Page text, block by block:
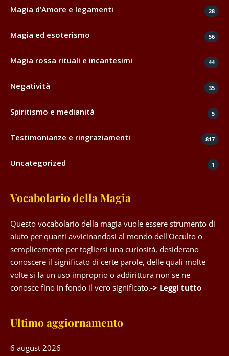
Magia d’Amore e legamenti 28
Magia ed esoterismo 56
Magia rossa rituali e incantesimi 44
Negatività 35
Spiritismo e medianità 5
Testimonianze e ringraziamenti 817
Uncategorized 1
Vocabolario della Magia
Questo vocabolario della magia vuole essere strumento di
aiuto per quanti avvicinandosi al mondo dell'Occulto o
semplicemente per togliersi una curiosità, desiderano
conoscere il significato di certe parole, delle quali molte
volte si fa un uso improprio o addirittura non se ne
conosce fino in fondo il vero significato.-> Leggi tutto
Ultimo aggiornamento
6 august 2026